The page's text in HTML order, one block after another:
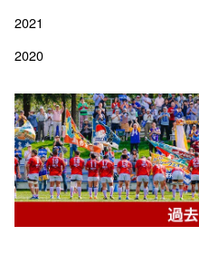
2021
2020